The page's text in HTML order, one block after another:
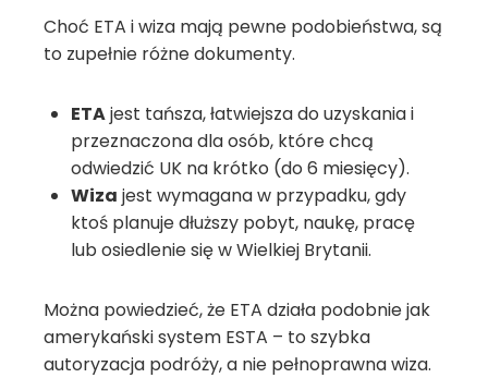
Choć ETA i wiza mają pewne podobieństwa, są
to zupełnie różne dokumenty.
ETAjest tańsza, łatwiejsza do uzyskania i
przeznaczona dla osób, które chcą
odwiedzić UK na krótko (do 6 miesięcy).
Wiza jest wymagana w przypadku, gdy
ktoś planuje dłuższy pobyt, naukę, pracę
lub osiedlenie się w Wielkiej Brytanii.
Można powiedzieć, że ETA działa podobnie jak
amerykański system ESTA – to szybka
autoryzacja podróży, a nie pełnoprawna wiza.